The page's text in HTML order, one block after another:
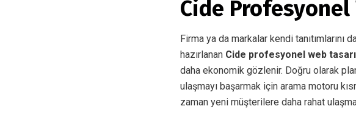
Cide Profesyonel
Firma ya da markalar kendi
hazırlanan Cide profesyonel web
daha ekonomik gözlenir. Doğru olarak
ulaşmayı başarmak için arama motoru
zaman yeni müşterilere daha rahat